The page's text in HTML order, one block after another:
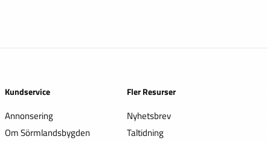
Kundservice
Annonsering
Om Sörmlandsbygden
Fler Resurser
Nyhetsbrev
Taltidning